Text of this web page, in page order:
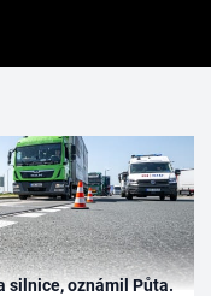
silnice, oznámil Půta.